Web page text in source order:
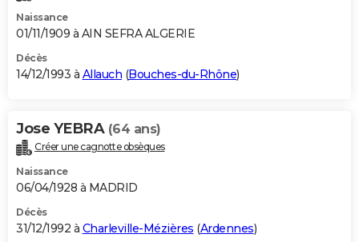
Naissance
01/11/1909 à AIN SEFRA ALGERIE
Décès
14/12/1993 à Allauch (Bouches-du-Rhône)
Jose YEBRA (64 ans)
Créer une cagnotte obsèques
Naissance
06/04/1928 à MADRID
Décès
31/12/1992 à Charleville-Mézières (Ardennes)